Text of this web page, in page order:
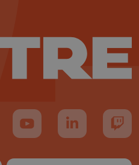
Instagram
nous sur TikTok
Suivez-nous sur YouTube
Suivez-nous